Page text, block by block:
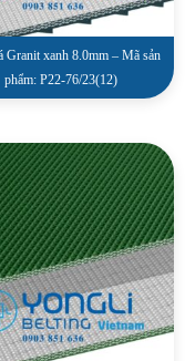
Granit xanh 8.0mm – Mã sản
phẩm: P22-76/23(12)